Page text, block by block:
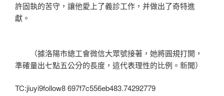
許固執的苦守，讓他愛上了義診工作，并做出了奇特進
獻。
（據洛陽市總工會微信大眾號接著，她將圓規打開，
準確量出七點五公分的長度，這代表理性的比例。新聞）
TC:jiuyi9follow8 697f7c556eb483.74292779